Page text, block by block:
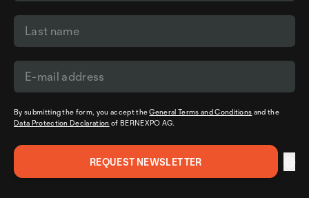
By submitting the form, you accept theGeneral Terms and Conditions and the
Data Protection Declaration of BERNEXPO AG.